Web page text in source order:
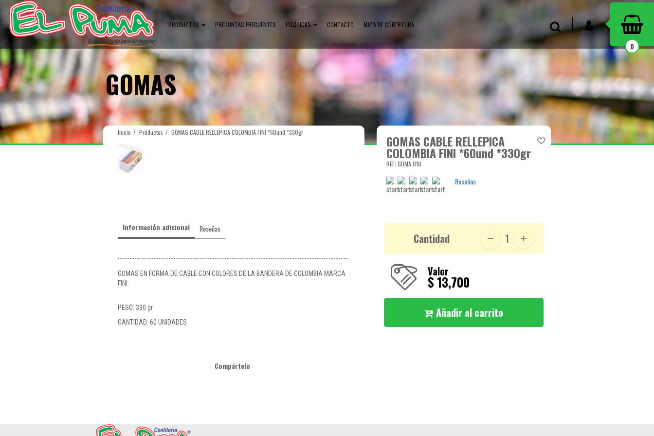
PRODUCTOS PREGUNTAS FRECUENTES POLÍTICAS CONTACTO MAPA DE COBERTURA INICIAR SESIÓN
Buscar
0
GOMAS
Inicio Productos GOMAS CABLE RELLEPICA COLOMBIA FINI *60und *330gr
Información adicional Reseñas
GOMAS EN FORMA DE CABLE CON COLORES DE LA BANDERA DE COLOMBIA MARCA
FINI.
PESO: 330 gr
CANTIDAD: 60 UNIDADES
Compártelo
GOMAS CABLE RELLEPICA
COLOMBIA FINI *60und *330gr
REF: GOMA 010
Reseñas
Cantidad 1
Valor
$ 13,700
Añadir al carrito